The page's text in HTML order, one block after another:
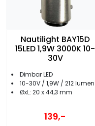
Nautilight BAY15D
15LED 1,9W 3000K 10-
30V
Dimbar LED
10-30V / 1,9W / 212 lumen
ØxL: 20 x 44,3 mm
139,-